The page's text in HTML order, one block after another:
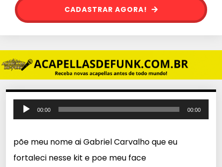
CADASTRAR AGORA!
o
a
d
00:00 00:00
põe meu nome ai Gabriel Carvalho que eu
fortaleci nesse kit e poe meu face